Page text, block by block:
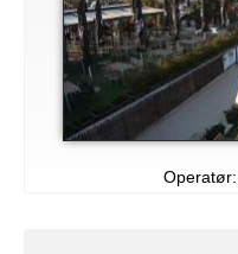
Operatør: